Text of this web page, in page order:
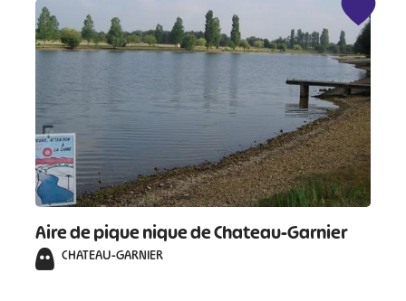
Aire de pique nique de Chateau-Garnier
CHATEAU-GARNIER